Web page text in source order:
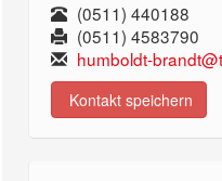
(0511) 440188
(0511) 4583790
humboldt-
Kontakt speichern